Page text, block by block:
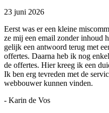
23 juni 2026
Eerst was er een kleine
ze mij een email zonder inhoud
gelijk een antwoord terug met
offertes. Daarna heb ik nog
de offertes. Hier kreeg ik een
Ik ben erg tevreden met de
webbouwer kunnen vinden.
- Karin de Vos